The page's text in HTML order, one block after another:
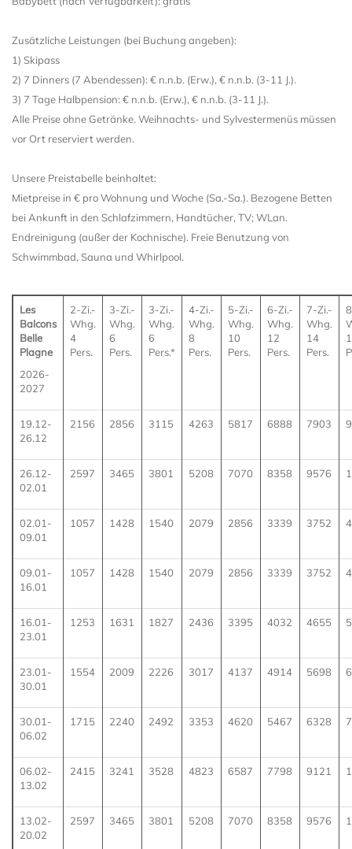
Zusätzliche Leistungen (bei Buchung angeben):
1) Skipass
2) 7 Dinners (7 Abendessen): € n.n.b. (Erw.), € n.n.b. (3-11 J.).
3) 7 Tage Halbpension: € n.n.b. (Erw.), € n.n.b. (3-11 J.).
Alle Preise ohne Getränke. Weihnachts- und Sylvestermenüs müssen
vor Ort reserviert werden.
Unsere Preistabelle beinhaltet:
Mietpreise in € pro Wohnung und Woche (Sa.-Sa.). Bezogene Betten
bei Ankunft in den Schlafzimmern, Handtücher, TV; WLan.
Endreinigung (außer der Kochnische). Freie Benutzung von
Schwimmbad, Sauna und Whirlpool.
Les
Balcons
Belle
Plagne
2026-
2027
2-Zi.-
Whg.
4
Pers.
3-Zi.-
Whg.
6
Pers.
3-Zi.-
Whg.
6
Pers.*
4-Zi.-
Whg.
8
Pers.
5-Zi.-
Whg.
10
Pers.
6-Zi.-
Whg.
12
Pers.
7-Zi.-
Whg.
14
Pers.
19.12-
26.12
2156 2856 3115 4263 5817 6888 7903
26.12-
02.01
2597 3465 3801 5208 7070 8358 9576
02.01-
09.01
1057 1428 1540 2079 2856 3339 3752
09.01-
16.01
1057 1428 1540 2079 2856 3339 3752
16.01-
23.01
1253 1631 1827 2436 3395 4032 4655
23.01-
30.01
1554 2009 2226 3017 4137 4914 5698
30.01-
06.02
1715 2240 2492 3353 4620 5467 6328
06.02-
13.02
2415 3241 3528 4823 6587 7798 9121
13.02-
20.02
2597 3465 3801 5208 7070 8358 9576